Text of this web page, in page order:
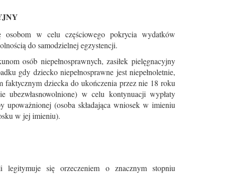
osobom w celu częściowego pokrycia wydatków
do samodzielnej egzystencji.
osób niepełnosprawnych, zasiłek pielęgnacyjny
gdy dziecko niepełnosprawne jest niepełnoletnie,
faktycznym dziecka do ukończenia przez nie 18 roku
ubezwłasnowolnione) w celu kontynuacji wypłaty
upoważnionej (osoba składająca wniosek w imieniu
w jej imieniu).
się orzeczeniem o znacznym stopniu